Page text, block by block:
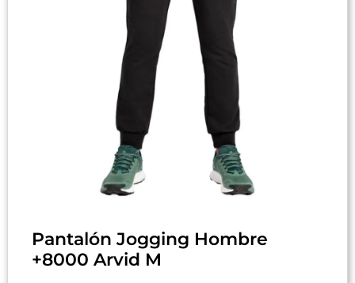
Pantalón Jogging Hombre
+8000 Arvid M